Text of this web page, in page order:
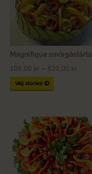
Magnifique smörgåstårta
108,00 kr – 820,00 kr
Välj storlek